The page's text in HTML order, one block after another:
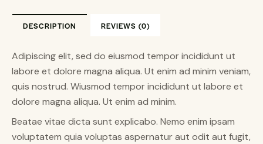
DESCRIPTION REVIEWS (0)
Adipiscing elit, sed do eiusmod tempor incididunt ut
labore et dolore magna aliqua. Ut enim ad minim veniam,
quis nostrud. Wiusmod tempor incididunt ut labore et
dolore magna aliqua. Ut enim ad minim.
Beatae vitae dicta sunt explicabo. Nemo enim ipsam
voluptatem quia voluptas aspernatur aut odit aut fugit,